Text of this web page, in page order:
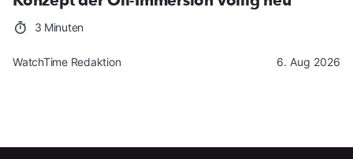
3 Minuten
WatchTime Redaktion 6. Aug 2026